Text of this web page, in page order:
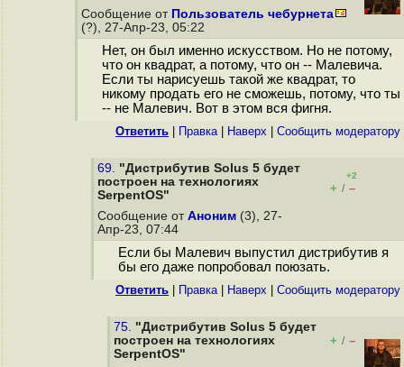
Сообщение от Пользователь чебурнета
(?), 27-Апр-23, 05:22
Нет, он был именно искусством. Но не потому,
что он квадрат, а потому, что он -- Малевича.
Если ты нарисуешь такой же квадрат, то
никому продать его не сможешь, потому, что ты
-- не Малевич. Вот в этом вся фигня.
Ответить Правка| Наверх Cообщить модератору
69. "Дистрибутив Solus 5 будет
построен на технологиях
SerpentOS"
+2
+ / –
Сообщение от Аноним (3), 27-
Апр-23, 07:44
Если бы Малевич выпустил дистрибутив я
бы его даже попробовал поюзать.
Ответить Правка| Наверх Cообщить модератору
75. "Дистрибутив Solus 5 будет
построен на технологиях
SerpentOS"
+ / –